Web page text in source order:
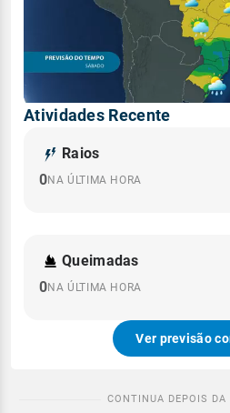
Atividades Recente
Raios
0NA ÚLTIMA HORA
Queimadas
0NA ÚLTIMA HORA
Ver previsão